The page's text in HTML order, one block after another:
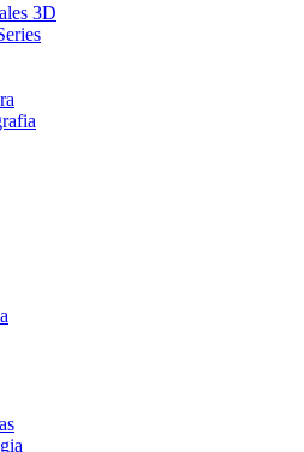
3D